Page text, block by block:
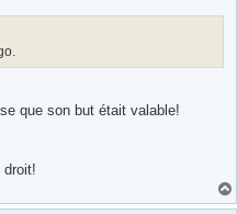
que son but était valable!
droit!